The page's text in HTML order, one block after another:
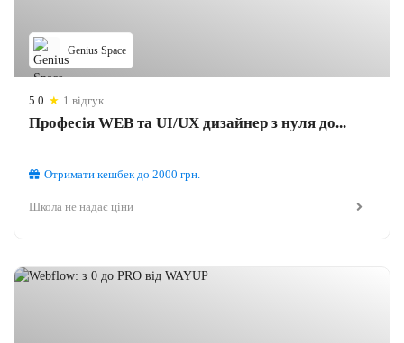
Genius Space
5.0 ★ 1 відгук
Професія WEB та UI/UX дизайнер з нуля до...
Отримати кешбекдо 2000 грн.
Школа не надає ціни